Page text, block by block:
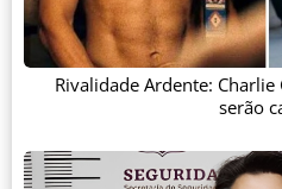
Rivalidade Ardente: Charlie
serão